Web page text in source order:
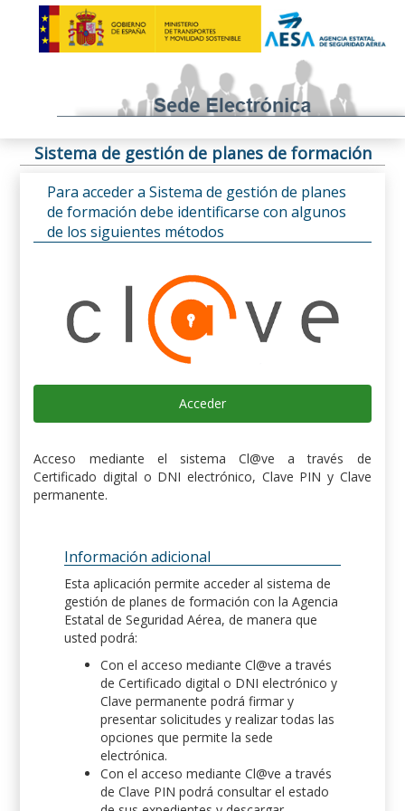
Sistema de gestión de planes de formación
Para acceder a Sistema de gestión de planes
de formación debe identificarse con algunos
de los siguientes métodos
Acceder
Acceso mediante el sistema Cl@ve a través de
Certificado digital o DNI electrónico, Clave PIN y Clave
permanente.
Información adicional
Esta aplicación permite acceder al sistema de
gestión de planes de formación con la Agencia
Estatal de Seguridad Aérea, de manera que
usted podrá:
Con el acceso mediante Cl@ve a través
de Certificado digital o DNI electrónico y
Clave permanente podrá firmar y
presentar solicitudes y realizar todas las
opciones que permite la sede
electrónica.
Con el acceso mediante Cl@ve a través
de Clave PIN podrá consultar el estado